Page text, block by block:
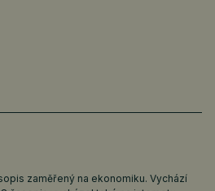
zaměřený na ekonomiku. Vychází